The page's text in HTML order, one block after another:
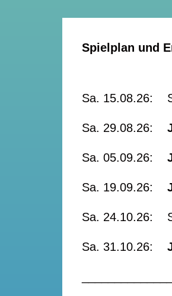
Spielplan und
Sa. 15.08.26:
Sa. 29.08.26:
Sa. 05.09.26:
Sa. 19.09.26:
Sa. 24.10.26:
Sa. 31.10.26: